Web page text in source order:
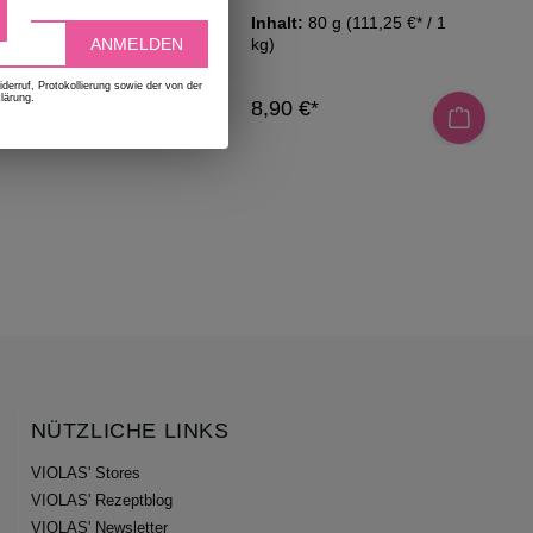
50 g(118,00 €* / 1
Inhalt:80 g (111,25 €* / 1
kg)
8,90 €*
NÜTZLICHE LINKS
VIOLAS' Stores
VIOLAS' Rezeptblog
VIOLAS' Newsletter
ANMELDEN
Protokollierung sowie der von der